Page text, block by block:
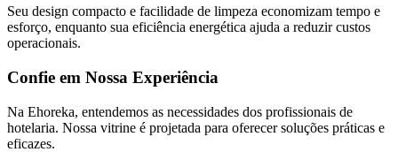
Seu design compacto e facilidade de limpeza economizam tempo e
esforço, enquanto sua eficiência energética ajuda a reduzir custos
operacionais.
Confie em Nossa Experiência
Na Ehoreka, entendemos as necessidades dos profissionais de
hotelaria. Nossa vitrine é projetada para oferecer soluções práticas e
eficazes.